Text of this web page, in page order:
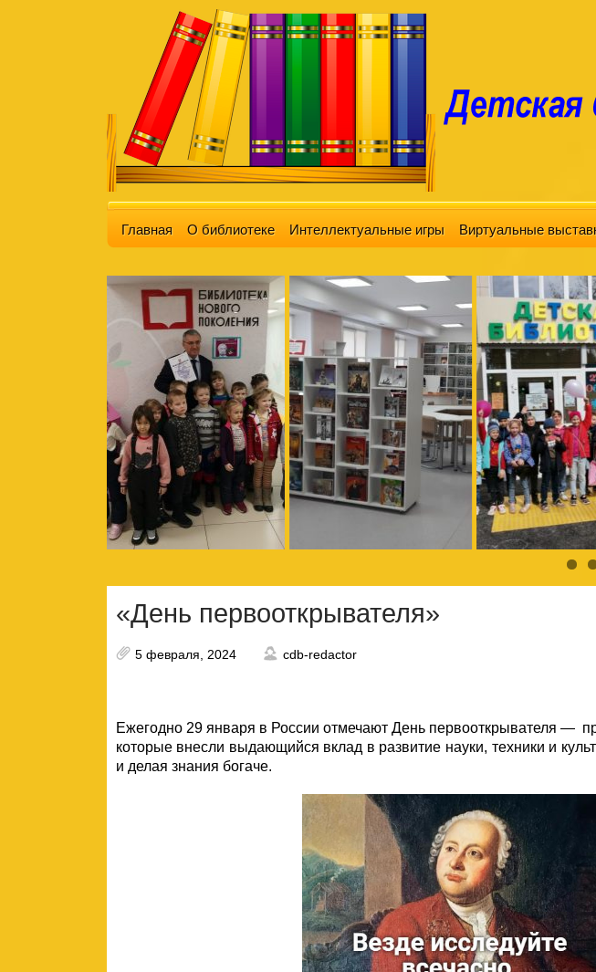
Главная О библиотеке Интеллектуальные игры Виртуальные
«День первооткрывателя»
5 февраля, 2024 cdb-redactor
Ежегодно 29 января в России отмечают День первооткрывателя —
которые внесли выдающийся вклад в развитие науки, техники и
и делая знания богаче.